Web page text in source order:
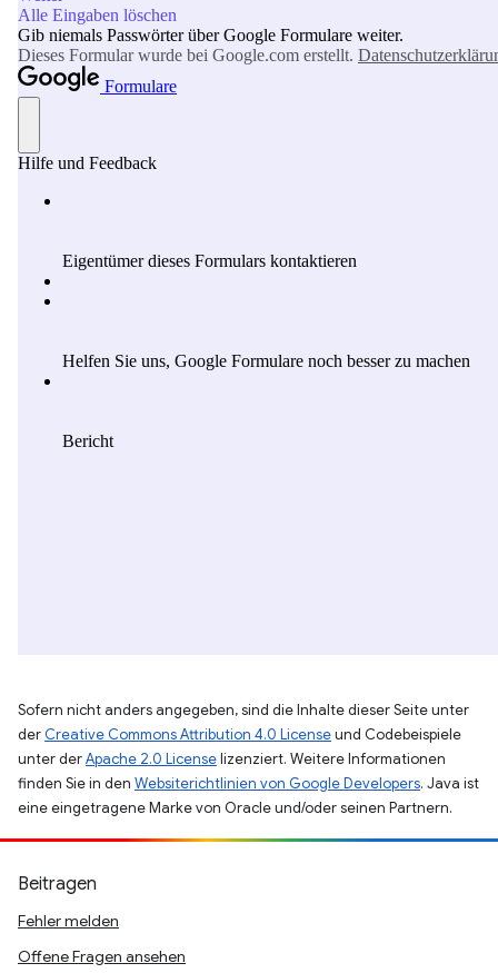
Sofern nicht anders angegeben, sind die Inhalte dieser Seite unter
der Creative Commons Attribution 4.0 Licenseund Codebeispiele
unter derApache 2.0 Licenselizenziert. Weitere Informationen
finden Sie in den Websiterichtlinien von Google Developers. Java ist
eine eingetragene Marke von Oracle und/oder seinen Partnern.
Beitragen
Fehler melden
Offene Fragen ansehen